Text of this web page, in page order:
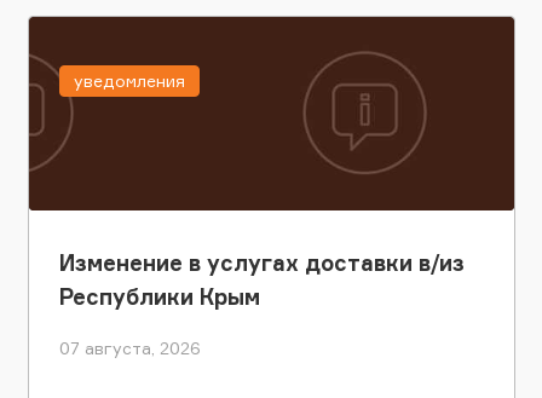
Изменение в услугах доставки в/из
Республики Крым
07 августа, 2026
уведомления